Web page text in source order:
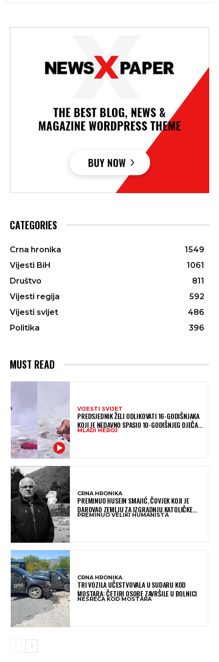
CATEGORIES
Crna hronika
1549
Vijesti BiH
1061
Društvo
811
Vijesti regija
592
Vijesti svijet
486
Politika
396
MUST READ
VIJESTI SVIJET
PREDSJEDNIK ŽELI ODLIKOVATI 16-GODIŠNJAKA
KOJI JE NEDAVNO SPASIO 10-GODIŠNJEG DJEČAKA
IZ SMRTONOSNIH VALOVA
MLADI HEROJ
CRNA HRONIKA
PREMINUO HUSEIN SMAJIĆ, ČOVJEK KOJI JE
DAROVAO ZEMLJU ZA IZGRADNJU KATOLIČKE
CRKVE U BUGOJNU
PREMINUO VELIKI HUMANISTA
CRNA HRONIKA
TRI VOZILA UČESTVOVALA U SUDARU KOD
MOSTARA: ČETIRI OSOBE ZAVRŠILE U BOLNICI
NESREĆA KOD MOSTARA